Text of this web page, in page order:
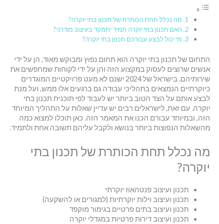
מה נכלל תחת הכותרת של תכנון בתי יוקרה?
האם תכנון בתי יוקרה תמיד יתמקד בעיצוב מודרני?
מי יכול לבצע עבורכם תכנון בתי יוקרה?
התחום של תכנון בתי יוקרה הוא תחום נפוץ ומבוקש מאוד, הן על ידי
אנשים שרוצים לעסוק במקצוע הזה והן על ידי לקוחות שמחפשים את
שירותיהם. בישראל של 2024 ישנם לא מעט פרויקטיים המוגדרים
כיוקרתיים הנמצאים בתהליכי עבודה גם ברגעים אלו ממש, ועל מנת
לבצע אותם על הצד הטוב ביותר יש לעבוד לפי תוכנית תכנון בתי
יוקרה. עם זאת, לישראלים רבים יש עדיין שאלות על התהליך המיוחד
הזה, ובמיוחד עבורם הכנו את המאמר הזה. כאן תוכלו למצוא כמה
מהשאלות הנפוצות ביותר בנושא ולקבל עליהם תשובה אחת ולתמיד.
מה נכלל תחת הכותרת של תכנון בתי
יוקרה?
תכנון ועיצוב פנטהאוז יוקרתי
תכנון ועיצוב וילות יוקרתיות (למגורים או להשקעה)
תכנון ועיצוב בתים פרטיים בגימור מוקפד
תכנון ועיצוב דירות פרטיות במגדלי יוקרה